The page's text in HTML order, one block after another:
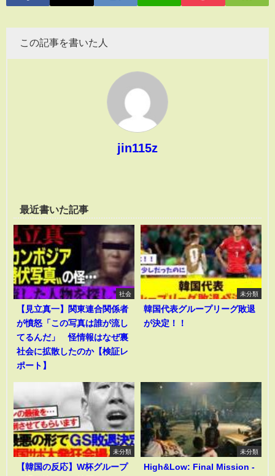
この記事を書いた人
jin115z
最近書いた記事
社会
【見立真一】関東連合関係者
が憤怒「この写真は誰が流し
てるんだ」 怪情報はなぜ裏
社会に拡散したのか【検証レ
ポート】
未分類
韓国代表グループリーグ敗退
が決定！！
未分類
【韓国の反応】W杯グループ
未分類
High&Low: Final Mission -